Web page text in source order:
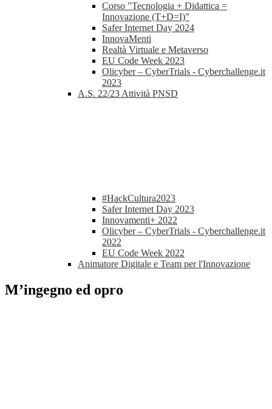
Corso "Tecnologia + Didattica =
Innovazione (T+D=I)"
Safer Internet Day 2024
InnovaMenti
Realtà Virtuale e Metaverso
EU Code Week 2023
Olicyber – CyberTrials - Cyberchallenge.it
2023
A.S. 22/23 Attività PNSD
#HackCultura2023
Safer Internet Day 2023
Innovamenti+ 2022
Olicyber – CyberTrials - Cyberchallenge.it
2022
EU Code Week 2022
Animatore Digitale e Team per l'Innovazione
M’ingegno ed opro